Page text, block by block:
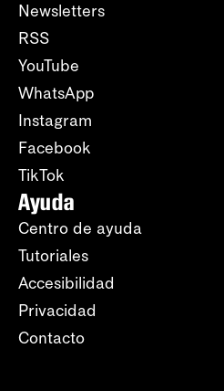
Newsletters
RSS
YouTube
WhatsApp
Instagram
Facebook
TikTok
Ayuda
Centro de ayuda
Tutoriales
Accesibilidad
Privacidad
Contacto